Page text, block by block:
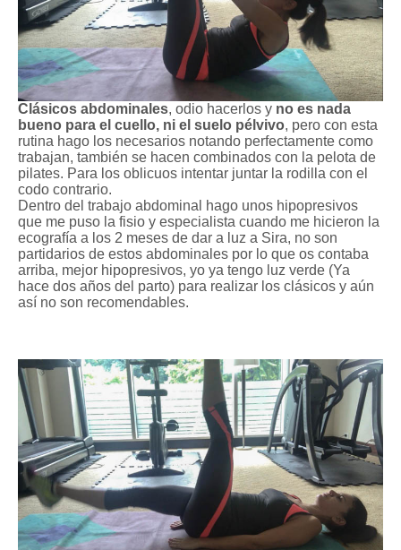
Clásicos abdominales, odio hacerlos y no es nada
bueno para el cuello, ni el suelo pél vivo, pero con esta
rutina hago los necesarios notando perfectamente como
trabajan, también se hacen combinados con la pelota de
pilates. Para los oblicuos intentar juntar la rodilla con el
codo contrario.
Dentro de l trabajo abdominal hago unos hipopresivos
que me puso la fisio y especialista cuando me hicieron la
ecografía a los 2 meses de dar a l uz a Sira, no son
partidarios de estos abdominales por lo que os contaba
arriba, mejor hipopresivos, yo ya tengo luz verde (Ya
hace dos años del parto) para realizar los clásicos y aún
así no son recomendables.